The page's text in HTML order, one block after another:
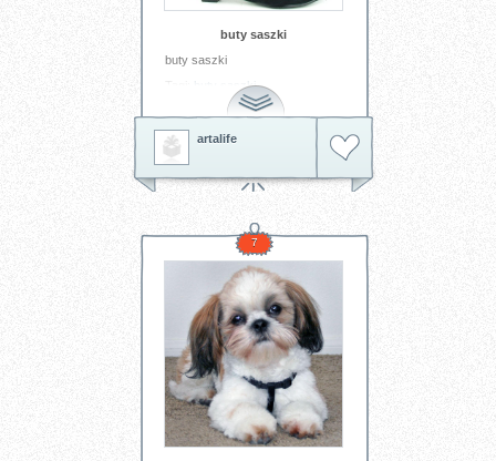
buty saszki
buty saszki
saszki
artalife
7